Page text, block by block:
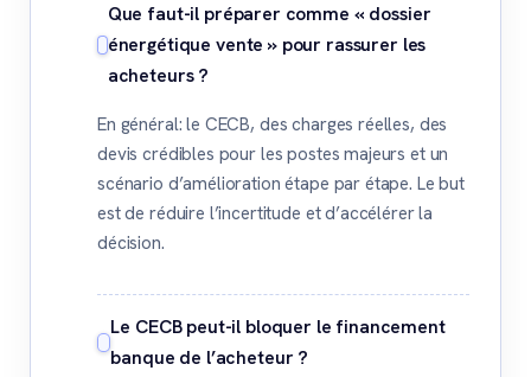
Que faut-il préparer comme « dossier
énergétique vente » pour rassurer les
acheteurs ?
En général: le CECB, des charges réelles, des
devis crédibles pour les postes majeurs et un
scénario d’amélioration étape par étape. Le but
est de réduire l’incertitude et d’accélérer la
décision.
Le CECB peut-il bloquer le financement
banque de l’acheteur ?